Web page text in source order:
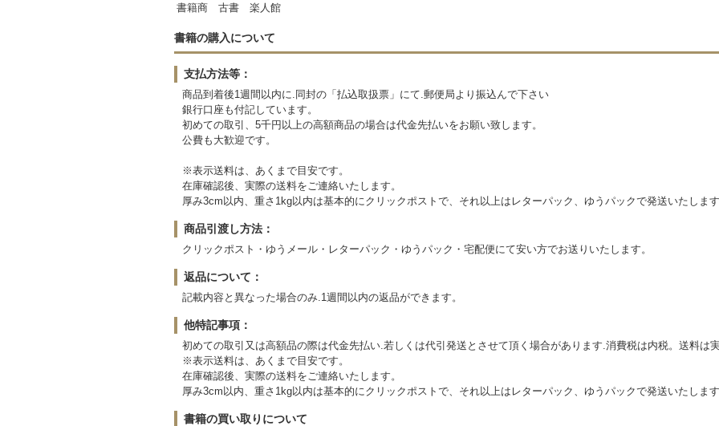
書籍商 古書 楽人館
書籍の購入について
支払方法等：
商品到着後1週間以内に.同封の「払込取扱票」にて.郵便局より振込んで下さい
銀行口座も付記しています。
初めての取引、5千円以上の高額商品の場合は代金先払いをお願い致します。
公費も大歓迎です。
※表示送料は、あくまで目安です。
在庫確認後、実際の送料をご連絡いたします。
厚み3cm以内、重さ1kg以内は基本的にクリックポストで、それ以上はレターパック、ゆうパックで発送いたします
商品引渡し方法：
クリックポスト・ゆうメール・レターパック・ゆうパック・宅配便にて安い方でお送りいたします。
返品について：
記載内容と異なった場合のみ.1週間以内の返品ができます。
他特記事項：
初めての取引又は高額品の際は代金先払い.若しくは代引発送とさせて頂く場合があります.消費税は内税。送料は実
※表示送料は、あくまで目安です。
在庫確認後、実際の送料をご連絡いたします。
厚み3cm以内、重さ1kg以内は基本的にクリックポストで、それ以上はレターパック、ゆうパックで発送いたします
書籍の買い取りについて